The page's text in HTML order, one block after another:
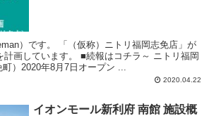
）ニトリ福岡志免店」が
。 ■続報はコチラ～ ニトリ福岡
2020.04.22
イオンモール新利府 南館 施設概